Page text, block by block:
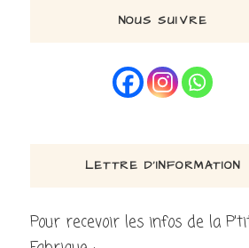
NOUS SUIVRE
LETTRE D’INFORMATION
Pour recevoir les infos de la